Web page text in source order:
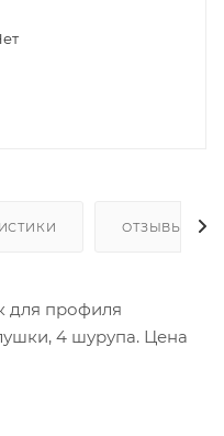
ОТЗЫВЫ
для профиля
4 шурупа. Цена